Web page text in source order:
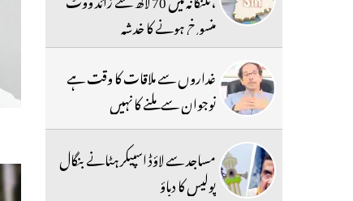
منسوخ ہونے کا خدشہ
غداروں سے ملاقات کا وقت ہے
نوجوان سے ملنے کا نہیں
مساجد سے لاؤڈ اسپیکر ہٹانے بنگال
پولیس کا دباؤ